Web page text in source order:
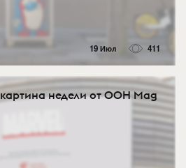
19 Июл 411
недели от OOH Mag